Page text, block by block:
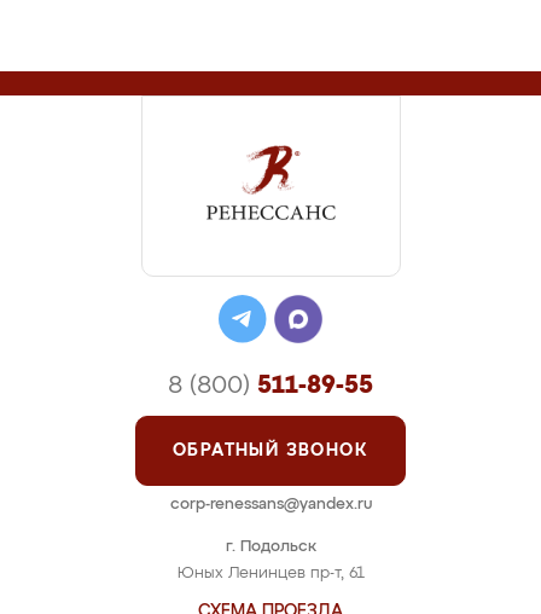
г. Подольск
Юных Ленинцев пр-т, 61
8 (800) 511-89-55
ОБРАТНЫЙ ЗВОНОК
corp-renessans@yandex.ru